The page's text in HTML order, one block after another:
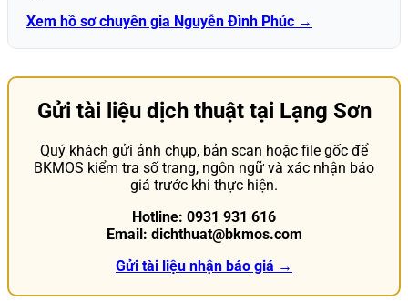
Xem hồ sơ chuyên gia Nguyễn Đình Phúc →
Gửi tài liệu dịch thuật tại Lạng Sơn
Quý khách gửi ảnh chụp, bản scan hoặc file gốc để
BKMOS kiểm tra số trang, ngôn ngữ và xác nhận báo
giá trước khi thực hiện.
Hotline: 0931 931 616
Email: dichthuat@bkmos.com
Gửi tài liệu nhận báo giá →